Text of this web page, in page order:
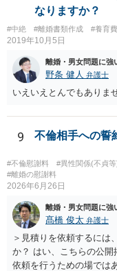
なりますか？
#中絶 #離婚書類作成 #養育費
2019年10月5日
離婚・男女問題に強
野条 健人 弁護士
いえいえとんでもありま
9 不倫相手への誓
#不倫慰謝料 #異性関係(不貞等
#離婚の慰謝料
2026年6月26日
離婚・男女問題に強
髙橋 俊太 弁護士
＞見積りを依頼するには
か？ はい、こちらの公
依頼を行うための場では